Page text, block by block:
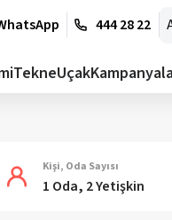
444 28 22
TekneUçak
Kişi, Oda Sayısı
1 Oda, 2 Yetişkin